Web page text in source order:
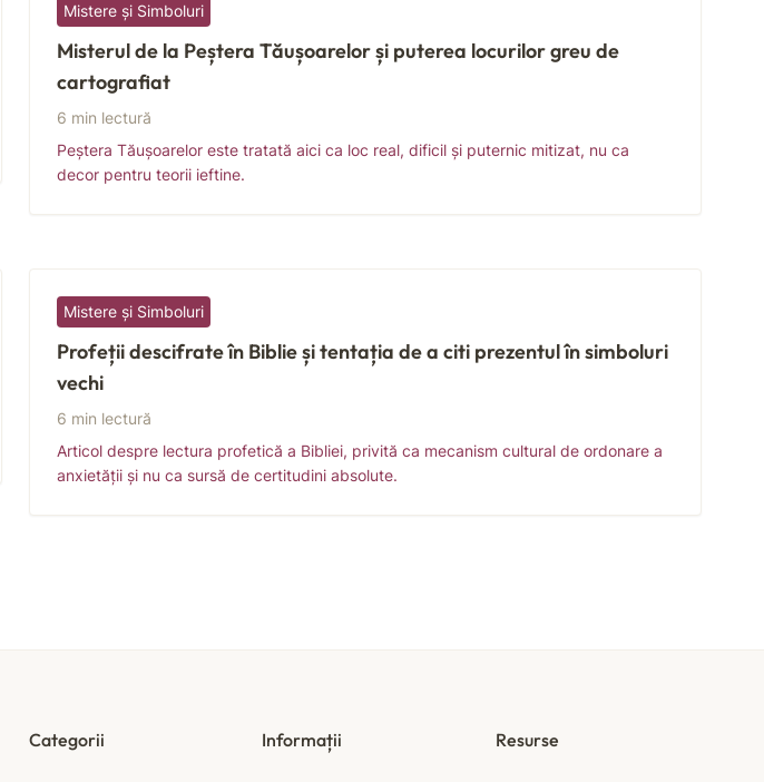
Mistere și Simboluri
Misterul de la Peștera Tăușoarelor și puterea locurilor greu de
cartografiat
6 min lectură
Peștera Tăușoarelor este tratată aici ca loc real, dificil și puternic mitizat, nu ca
decor pentru teorii ieftine.
Mistere și Simboluri
Profeții descifrate în Biblie și tentația de a citi prezentul în simboluri
vechi
6 min lectură
Articol despre lectura profetică a Bibliei, privită ca mecanism cultural de ordonare a
anxietății și nu ca sursă de certitudini absolute.
Categorii Informații Resurse